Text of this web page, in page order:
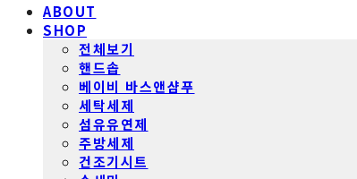
ABOUT
SHOP
전체보기
핸드솝
베이비 바스앤샴푸
세탁세제
섬유유연제
주방세제
건조기시트